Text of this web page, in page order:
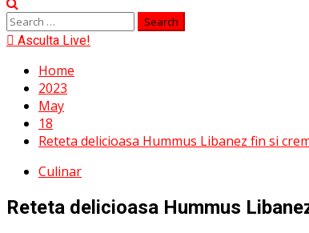
Menu
Search
for:Asculta Live!
Home
2023
May
18
Reteta delicioasa Hummus Libanez fin si
Culinar
Reteta delicioasa Hummus